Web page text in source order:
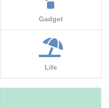
Gadget
Life